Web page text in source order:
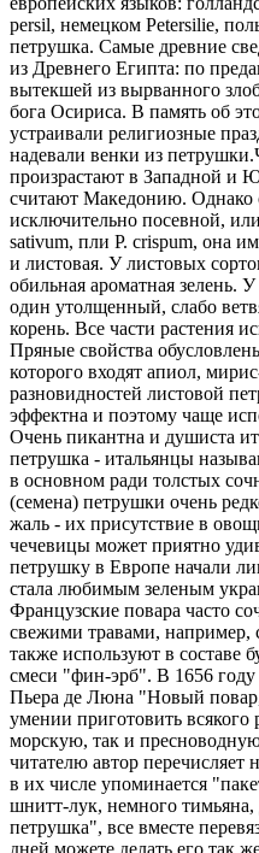
рersil, немецком Рetersilie,
петрушка. Самые древние
из Древнего Египта: по
вытекшей из вырванного
бога Осириса. В память об
устраивали религиозные
надевали венки из
произрастают в Западной и
считают Македонию. Однако
исключительно посевной,
sativum, пли Р. crispum, она
и листовая. У листовых
обильная ароматная зелень.
один утолщенный, слабо
корень. Все части растения
Пряные свойства
которого входят апиол,
разновидностей листовой
эффектна и поэтому чаще
Очень пикантна и душиста
петрушка - итальянцы
в основном ради толстых
(семена) петрушки очень
жаль - их присутствие в
чечевицы может приятно
петрушку в Европе начали
стала любимым зеленым
Французские повара часто
свежими травами, например,
также используют в составе
смеси "фин-эрб". В 1656
Пьера де Люна "Новый повар,
умении приготовить всякого
морскую, так и
читателю автор
в их числе упоминается
шнитт-лук, немного тимьяна,
петрушка", все вместе
дней можете делать его так